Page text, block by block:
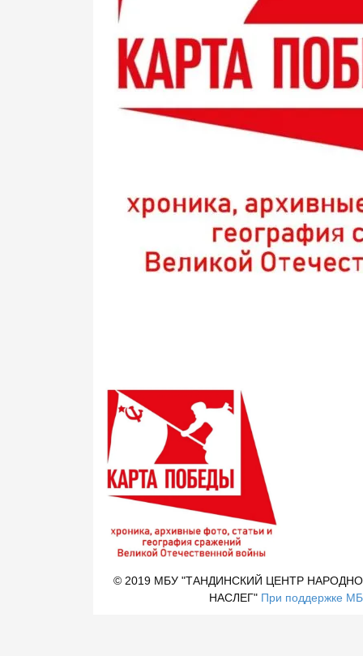
© 2019 МБУ "ТАНДИНСКИЙ ЦЕНТР
НАСЛЕГ" При поддержке